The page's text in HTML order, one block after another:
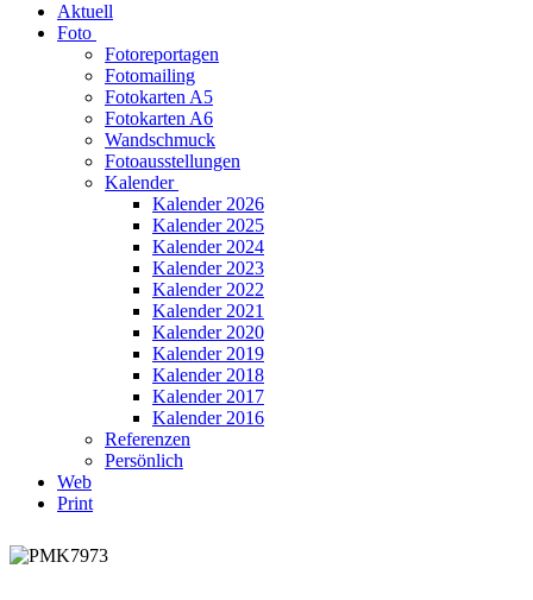
Aktuell
Foto
Fotoreportagen
Fotomailing
Fotokarten A5
Fotokarten A6
Wandschmuck
Fotoausstellungen
Kalender
Kalender 2026
Kalender 2025
Kalender 2024
Kalender 2023
Kalender 2022
Kalender 2021
Kalender 2020
Kalender 2019
Kalender 2018
Kalender 2017
Kalender 2016
Referenzen
Persönlich
Web
Print